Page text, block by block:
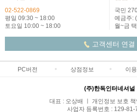
02-522-0869
평일 09:30 ~ 18:00
토요일 10:00 ~ 18:00
국민
예금주:
월~금
고객센터 연결
PC버전 상점정보 이
(주)한독인터네셔널
대표 : 오상배 ㅣ 개인정보 보호
사업자 등록번호 : 129-81-